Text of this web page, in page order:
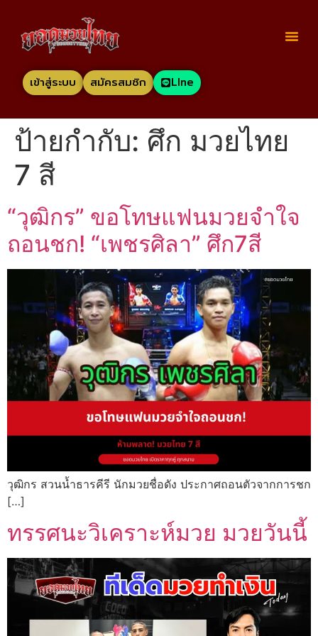
เข้าสู่ระบบ สมัครสมชิก LIne
ป้ายกำกับ: ศึก มวยไทย
7 สี
“วุฒิกร” ขอโทษแฟนมวยจำใจ
ถอนชก! “เพชรศิลา” ศึก7สี
วุฒิกร สวนน้ำธารคีรี นักมวยชื่อดัง ประกาศถอนตัวจากการชก
[…]
ทรรศนะวิเคราะห์มวย มวยวันนี้